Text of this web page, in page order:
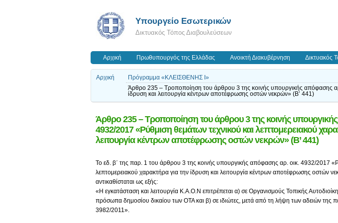
Υπουργείο Εσωτερικών
Δικτυακός Τόπος Διαβουλεύσεων
Αρχική Πρωθυπουργός της Ελλάδας Ανοικτή Διακυβέρνηση Δικτυακός
Αρχική
Πρόγραμμα «ΚΛΕΙΣΘΕΝΗΣ Ι»
Άρθρο 235 – Τροποποίηση του άρθρου 3 της κοινής υπουργικής απόφασης
ίδρυση και λειτουργία κέντρων αποτέφρωσης οστών νεκρών» (Β’ 441)
Άρθρο 235 – Τροποποίηση του άρθρου 3 της κοινής
4932/2017 «Ρύθμιση θεμάτων τεχνικού και λεπτομερειακού
λειτουργία κέντρων αποτέφρωσης οστών νεκρών» (Β’ 441)
Το εδ. β΄ της παρ. 1 του άρθρου 3 της κοινής υπουργικής απόφασης αρ. οικ. 4932/2017
λεπτομερειακού χαρακτήρα για την ίδρυση και λειτουργία κέντρων αποτέφρωσης οστών
αντικαθίσταται ως εξής:
«Η εγκατάσταση και λειτουργία Κ.Α.Ο.Ν επιτρέπεται α) σε Οργανισμούς Τοπικής
πρόσωπα δημοσίου δικαίου των ΟΤΑ και β) σε ιδιώτες, μετά από τη λήψη των αδειών της
3982/2011».